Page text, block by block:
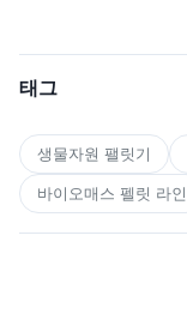
태그
생물자원 팰릿기
바이오매스 펠릿 라인